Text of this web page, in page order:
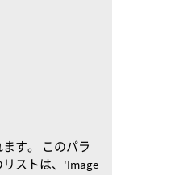
す。 このパラ
ストは、'Image